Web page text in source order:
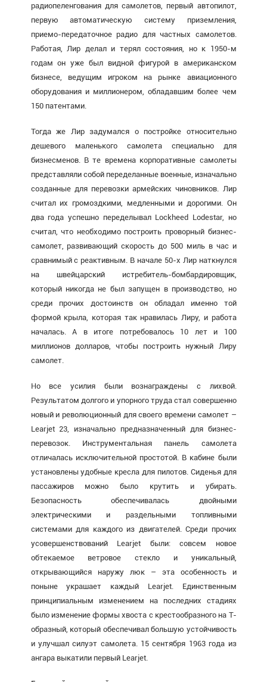
радиопеленгования для самолетов, первый автопилот,
первую автоматическую систему приземления,
приемо-передаточное радио для частных самолетов.
Работая, Лир делал и терял состояния, но к 1950-м
годам он уже был видной фигурой в американском
бизнесе, ведущим игроком на рынке авиационного
оборудования и миллионером, обладавшим более чем
150 патентами.
Тогда же Лир задумался о постройке относительно
дешевого маленького самолета специально для
бизнесменов. В те времена корпоративные самолеты
представляли собой переделанные военные, изначально
созданные для перевозки армейских чиновников. Лир
считал их громоздкими, медленными и дорогими. Он
два года успешно переделывал Lockheed Lodestar, но
считал, что необходимо построить проворный бизнес-
самолет, развивающий скорость до 500 миль в час и
сравнимый с реактивным. В начале 50-х Лир наткнулся
на швейцарский истребитель-бомбардировщик,
который никогда не был запущен в производство, но
среди прочих достоинств он обладал именно той
формой крыла, которая так нравилась Лиру, и работа
началась. А в итоге потребовалось 10 лет и 100
миллионов долларов, чтобы построить нужный Лиру
самолет.
Но все усилия были вознаграждены с лихвой.
Результатом долгого и упорного труда стал совершенно
новый и революционный для своего времени самолет –
Learjet 23, изначально предназначенный для бизнес-
перевозок. Инструментальная панель самолета
отличалась исключительной простотой. В кабине были
установлены удобные кресла для пилотов. Сиденья для
пассажиров можно было крутить и убирать.
Безопасность обеспечивалась двойными
электрическими и раздельными топливными
системами для каждого из двигателей. Среди прочих
усовершенствований Learjet были: совсем новое
обтекаемое ветровое стекло и уникальный,
открывающийся наружу люк – эта особенность и
поныне украшает каждый Learjet. Единственным
принципиальным изменением на последних стадиях
было изменение формы хвоста с крестообразного на Т-
образный, который обеспечивал большую устойчивость
и улучшал силуэт самолета. 15 сентября 1963 года из
ангара выкатили первый Learjet.